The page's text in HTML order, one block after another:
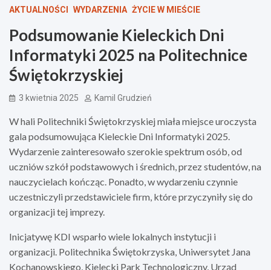
AKTUALNOŚCI WYDARZENIA ŻYCIE W MIEŚCIE
Podsumowanie Kieleckich Dni
Informatyki 2025 na Politechnice
Świętokrzyskiej
3 kwietnia 2025 Kamil Grudzień
W hali Politechniki Świętokrzyskiej miała miejsce uroczysta
gala podsumowująca Kieleckie Dni Informatyki 2025.
Wydarzenie zainteresowało szerokie spektrum osób, od
uczniów szkół podstawowych i średnich, przez studentów, na
nauczycielach kończąc. Ponadto, w wydarzeniu czynnie
uczestniczyli przedstawiciele firm, które przyczyniły się do
organizacji tej imprezy.
Inicjatywę KDI wsparło wiele lokalnych instytucji i
organizacji. Politechnika Świętokrzyska, Uniwersytet Jana
Kochanowskiego, Kielecki Park Technologiczny, Urząd